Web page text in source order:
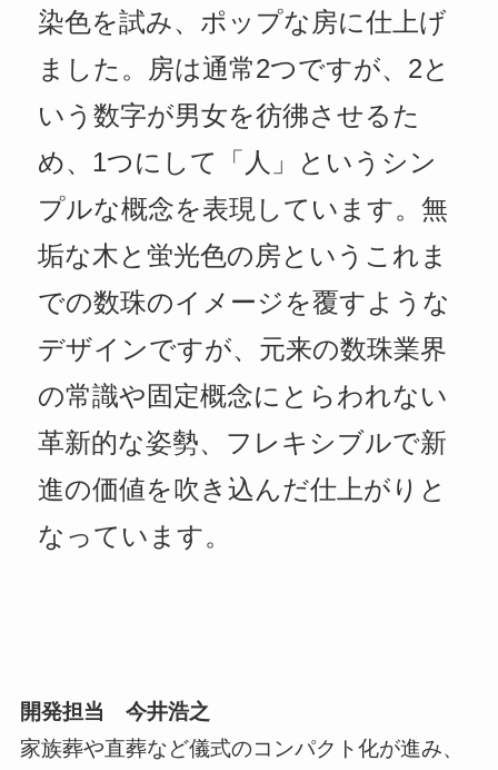
染色を試み、ポップな房に仕上げ
ました。房は通常2つですが、2と
いう数字が男女を彷彿させるた
め、1つにして「人」というシン
プルな概念を表現しています。無
垢な木と蛍光色の房というこれま
での数珠のイメージを覆すような
デザインですが、元来の数珠業界
の常識や固定概念にとらわれない
革新的な姿勢、フレキシブルで新
進の価値を吹き込んだ仕上がりと
なっています。
開発担当 今井浩之
家族葬や直葬など儀式のコンパクト化が進み、